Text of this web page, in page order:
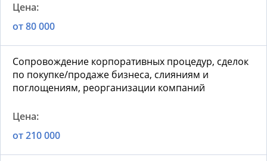
от 80 000
Сопровождение корпоративных процедур, сделок
по покупке/продаже бизнеса, слияниям и
поглощениям, реорганизации компаний
от 210 000